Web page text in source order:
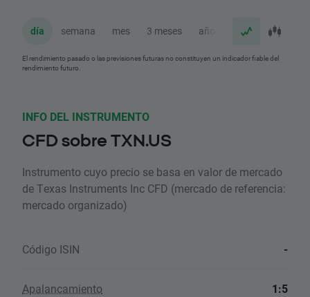
día semana mes 3 meses año
El rendimiento pasado o las previsiones futuras no constituyen un indicador fiable del
rendimiento futuro.
INFO DEL INSTRUMENTO
CFD sobre TXN.US
Instrumento cuyo precio se basa en valor de mercado
de Texas Instruments Inc CFD (mercado de referencia:
mercado organizado)
Código ISIN -
Apalancamiento 1:5